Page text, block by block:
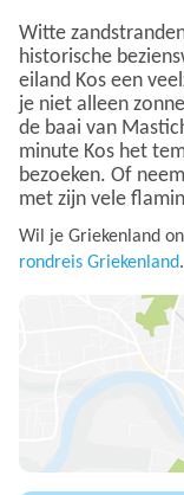
Witte
historische
eiland Kos een
je niet alleen
de baai van
minute Kos het
bezoeken. Of
met zijn vele
Wil je Griekenland
rondreis Griekenland.